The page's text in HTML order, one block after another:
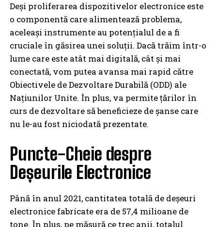
Deși proliferarea dispozitivelor electronice este
o componentă care alimentează problema,
aceleași instrumente au potențialul de a fi
cruciale în găsirea unei soluții. Dacă trăim într-o
lume care este atât mai digitală, cât și mai
conectată, vom putea avansa mai rapid către
Obiectivele de Dezvoltare Durabilă (ODD) ale
Națiunilor Unite. În plus, va permite țărilor în
curs de dezvoltare să beneficieze de șanse care
nu le-au fost niciodată prezentate.
Puncte-Cheie despre
Deșeurile Electronice
Până în anul 2021, cantitatea totală de deșeuri
electronice fabricate era de 57,4 milioane de
tone. În plus, pe măsură ce trec anii, totalul